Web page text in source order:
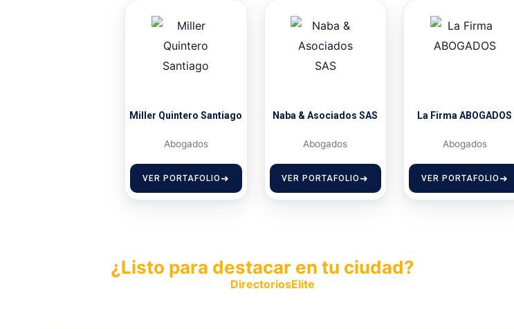
Miller Quintero Santiago
Abogados
VER PORTAFOLIO
Naba & Asociados SAS
Abogados
VER PORTAFOLIO
La Firma ABOGADOS
Abogados
VER PORTAFOLIO
¿Listo para destacar en tu ciudad?
DirectoriosElite